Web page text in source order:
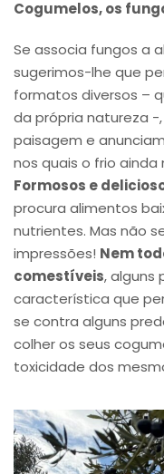
Cogumelos, os
Se associa fungos a
sugerimos-lhe que
formatos diversos –
da própria natureza -
paisagem e
nos quais o frio
Formosos e
procura alimentos
nutrientes. Mas não
impressões! Nem
comestíveis, alguns
característica que
se contra alguns
colher os seus
toxicidade dos